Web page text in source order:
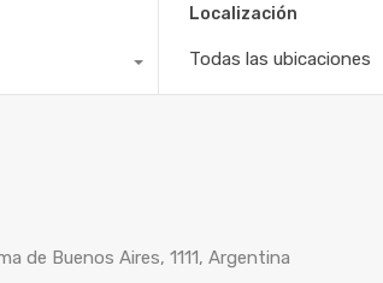
Localización
Todas las ubicaciones
de Buenos Aires, 1111, Argentina